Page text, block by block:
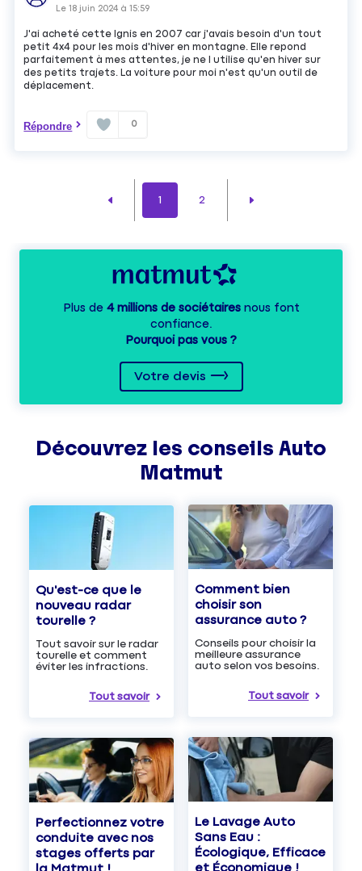
Le18 juin 2024 à15:59
J'ai acheté cette Ignis en 2007 car j'avais besoin d'un tout
petit 4x4 pour les mois d'hiver en montagne. Elle repond
parfaitement à mes attentes, je ne l utilise qu'en hiver sur
des petits trajets. La voiture pour moi n'est qu'un outil de
déplacement.
Répondre 0
1 2
Plus de 4 millions de sociétairesnous font
confiance.
Pourquoi pas vous ?
Votre devis
Découvrez les conseils Auto
Matmut
Qu'est-ce que le
nouveau radar
tourelle ?
Tout savoir sur le radar
tourelle et comment
éviter les infractions.
Tout savoir
Comment bien
choisir son
assurance auto ?
Conseils pour choisir la
meilleure assurance
auto selon vos besoins.
Tout savoir
Perfectionnez votre
conduite avec nos
stages offerts par
Le Lavage Auto
Sans Eau :
Écologique, Efficace
et Économique !